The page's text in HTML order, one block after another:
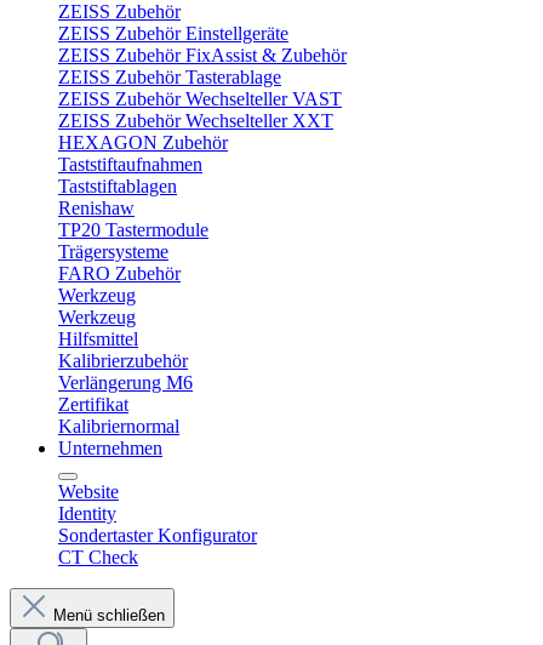
ZEISS Zubehör
ZEISS Zubehör Einstellgeräte
ZEISS Zubehör FixAssist & Zubehör
ZEISS Zubehör Tasterablage
ZEISS Zubehör Wechselteller VAST
ZEISS Zubehör Wechselteller XXT
HEXAGON Zubehör
Taststiftaufnahmen
Taststiftablagen
Renishaw
TP20 Tastermodule
Trägersysteme
FARO Zubehör
Werkzeug
Werkzeug
Hilfsmittel
Kalibrierzubehör
Verlängerung M6
Zertifikat
Kalibriernormal
Unternehmen
Website
Identity
Sondertaster Konfigurator
CT Check
Menü schließen